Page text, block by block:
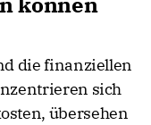
die finanziellen
sich
übersehen